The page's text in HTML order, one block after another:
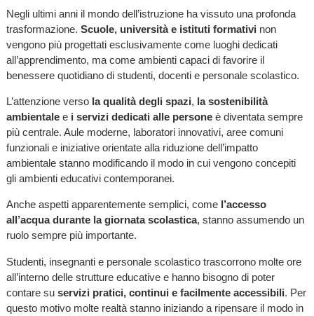
Negli ultimi anni il mondo dell’istruzione ha vissuto una profonda
trasformazione. Scuole, università e istituti formativi non
vengono più progettati esclusivamente come luoghi dedicati
all’apprendimento, ma come ambienti capaci di favorire il
benessere quotidiano di studenti, docenti e personale scolastico.
L’attenzione verso la qualità degli spazi, la sostenibilità
ambientalee i servizi dedicati alle personeè diventata sempre
più centrale. Aule moderne, laboratori innovativi, aree comuni
funzionali e iniziative orientate alla riduzione dell’impatto
ambientale stanno modificando il modo in cui vengono concepiti
gli ambienti educativi contemporanei.
Anche aspetti apparentemente semplici, come l’accesso
all’acqua durante la giornata scolastica, stanno assumendo un
ruolo sempre più importante.
Studenti, insegnanti e personale scolastico trascorrono molte ore
all’interno delle strutture educative e hanno bisogno di poter
contare su servizi pratici, continui e facilmente accessibili. Per
questo motivo molte realtà stanno iniziando a ripensare il modo in